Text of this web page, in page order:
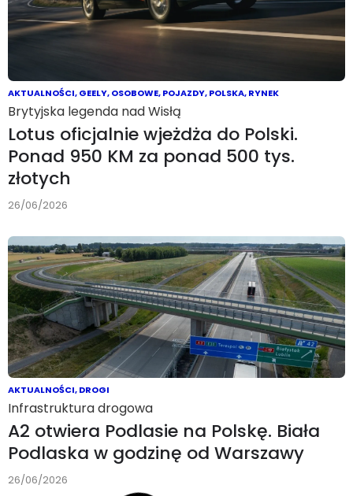
AKTUALNOŚCI,GEELY,OSOBOWE,POJAZDY,POLSKA,RYNEK
Brytyjska legenda nad Wisłą
Lotus oficjalnie wjeżdża do Polski.
Ponad 950 KM za ponad 500 tys.
złotych
26/06/2026
AKTUALNOŚCI,DROGI
Infrastruktura drogowa
A2 otwiera Podlasie na Polskę. Biała
Podlaska w godzinę od Warszawy
26/06/2026